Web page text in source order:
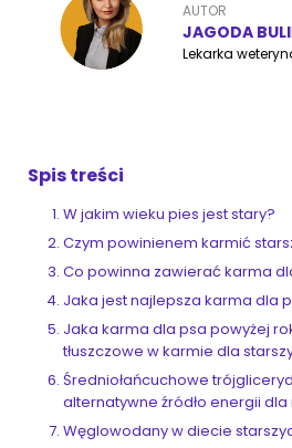
Przyjazne miejscaAUTOR
JAGODA
Lekarka
Spis treści
W jakim wieku pies jest stary?
Czym powinienem karmić
Co powinna zawierać karma
Jaka jest najlepsza karma dla
Jaka karma dla psa powyżej
tłuszczowe w karmie dla
Średniołańcuchowe
alternatywne źródło energii
Węglowodany w diecie